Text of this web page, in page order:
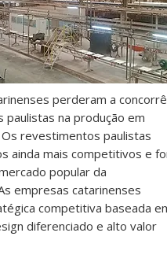
perderam a
paulistas na produção em
revestimentos paulistas
ainda mais competitivos e
popular da
empresas catarinenses
competitiva baseada
diferenciado e alto valor